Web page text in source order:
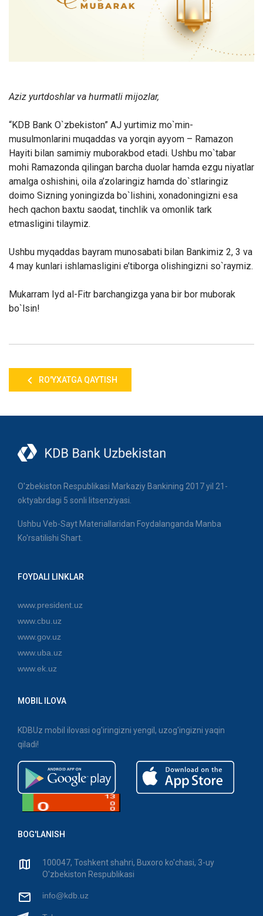
Aziz yurtdoshlar va hurmatli mijozlar,
“KDB Bank O`zbekiston” AJ yurtimiz mo`min-
musulmonlarini muqaddas va yorqin ayyom – Ramazon
Hayiti bilan samimiy muborakbod etadi. Ushbu mo`tabar
mohi Ramazonda qilingan barcha duolar hamda ezgu niyatlar
amalga oshishini, oila a’zolaringiz hamda do`stlaringiz
doimo Sizning yoningizda bo`lishini, xonadoningizni esa
hech qachon baxtu saodat, tinchlik va omonlik tark
etmasligini tilaymiz.
Ushbu myqaddas bayram munosabati bilan Bankimiz 2, 3 va
4 may kunlari ishlamasligini e’tiborga olishingizni so`raymiz.
Mukarram Iyd al-Fitr barchangizga yana bir bor muborak
bo`lsin!
RO'YXATGA QAYTISH
O'zbekiston Respublikasi Markaziy Bankining 2017 yil 21-
oktyabrdagi 5 sonli litsenziyasi.
Ushbu Veb-Sayt Materiallaridan Foydalanganda Manba
Ko'rsatilishi Shart.
FOYDALI LINKLAR
www.president.uz
www.cbu.uz
www.gov.uz
www.uba.uz
www.ek.uz
MOBIL ILOVA
KDBUz mobil ilovasi og'iringizni yengil, uzog'ingizni yaqin
qiladi!
BOG'LANISH
100047, Toshkent shahri, Buxoro ko'chasi, 3-uy
O'zbekiston Respublikasi
info@kdb.uz